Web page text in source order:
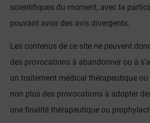
scientifiques du moment, avec la
pouvant avoir des avis divergents.
Les contenus de ce site ne peuvent
des provocations à abandonner ou à
un traitement médical thérapeutique
non plus des provocations à adopter
une finalité thérapeutique ou